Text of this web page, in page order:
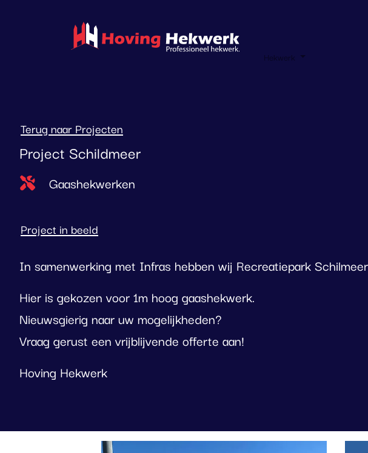
Hekwerk
Terug naar Projecten
Project Schildmeer
Type project
Gaashekwerken
Project in beeld
In samenwerking met Infras hebben wij Recreatiepark
Hier is gekozen voor 1m hoog gaashekwerk.
Nieuwsgierig naar uw mogelijkheden?
Vraag gerust een vrijblijvende offerte aan!
Hoving Hekwerk
Foto